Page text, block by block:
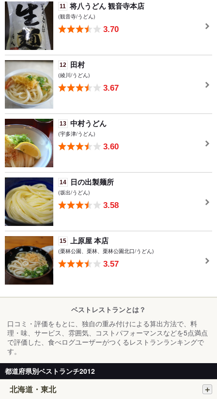
11 将八うどん 観音寺本店
(観音寺/うどん)
3.70
12 田村
(綾川/うどん)
3.67
13 中村うどん
(宇多津/うどん)
3.60
14 日の出製麺所
(坂出/うどん)
3.58
15 上原屋 本店
(栗林公園、栗林、栗林公園北口/うどん)
3.57
ベストレストランとは？
口コミ・評価をもとに、独自の重み付けによる算出方法で、料
理・味、サービス、雰囲気、コストパフォーマンスなどを5点満点
で評価した、食べログユーザーがつくるレストランランキングで
す。
都道府県別ベストランチ2012
北海道・東北